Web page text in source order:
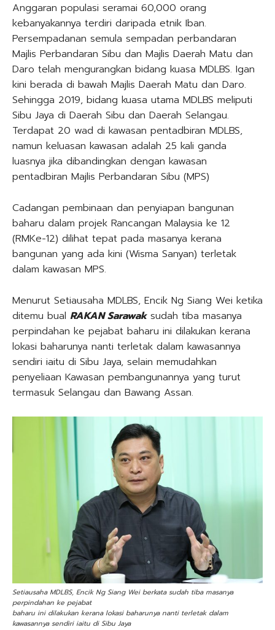
Anggaran populasi seramai 60,000 orang
kebanyakannya terdiri daripada etnik Iban.
Persempadanan semula sempadan perbandaran
Majlis Perbandaran Sibu dan Majlis Daerah Matu dan
Daro telah mengurangkan bidang kuasa MDLBS. Igan
kini berada di bawah Majlis Daerah Matu dan Daro.
Sehingga 2019, bidang kuasa utama MDLBS meliputi
Sibu Jaya di Daerah Sibu dan Daerah Selangau.
Terdapat 20 wad di kawasan pentadbiran MDLBS,
namun keluasan kawasan adalah 25 kali ganda
luasnya jika dibandingkan dengan kawasan
pentadbiran Majlis Perbandaran Sibu (MPS)
Cadangan pembinaan dan penyiapan bangunan
baharu dalam projek Rancangan Malaysia ke 12
(RMKe-12) dilihat tepat pada masanya kerana
bangunan yang ada kini (Wisma Sanyan) terletak
dalam kawasan MPS.
Menurut Setiausaha MDLBS, Encik Ng Siang Wei ketika
ditemu bual RAKAN Sarawaksudah tiba masanya
perpindahan ke pejabat baharu ini dilakukan kerana
lokasi baharunya nanti terletak dalam kawasannya
sendiri iaitu di Sibu Jaya, selain memudahkan
penyeliaan Kawasan pembangunannya yang turut
termasuk Selangau dan Bawang Assan.
Setiausaha MDLBS, Encik Ng Siang Wei berkata sudah tiba masanya
perpindahan ke pejabat
baharu ini dilakukan kerana lokasi baharunya nanti terletak dalam
kawasannya sendiri iaitu di Sibu Jaya